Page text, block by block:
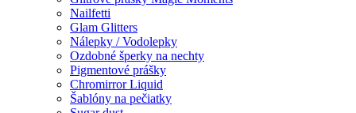
Nailfetti
Glam Glitters
Nálepky / Vodolepky
Ozdobné šperky na nechty
Pigmentové prášky
Chromirror Liquid
Šablóny na pečiatky